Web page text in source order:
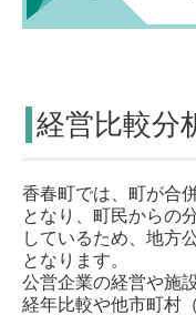
経営比較分
香春町では、町が合
となり、町民からの
しているため、地方
となります。
公営企業の経営や施
経年比較や他市町村